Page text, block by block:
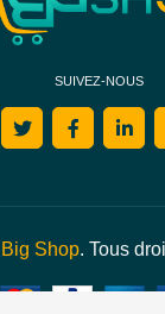
SUIVEZ-NOUS
Big Shop. Tous